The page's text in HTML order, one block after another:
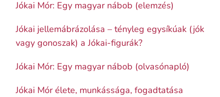
Jókai Mór: Egy magyar nábob (elemzés)
Jókai jellemábrázolása – tényleg egysíkúak (jók
vagy gonoszak) a Jókai-figurák?
Jókai Mór: Egy magyar nábob (olvasónapló)
Jókai Mór élete, munkássága, fogadtatása